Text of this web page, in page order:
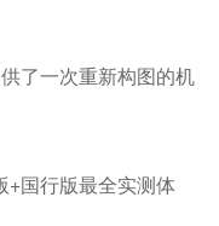
了一次重新构图的机